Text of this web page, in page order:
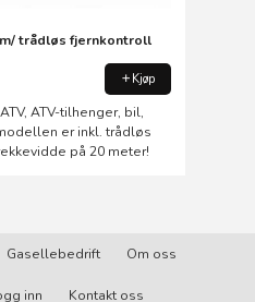
trådløs fjernkontroll
Kjøp
ATV-tilhenger, bil,
er inkl. trådløs
på 20 meter!
Gasellebedrift Om oss
inn Kontakt oss